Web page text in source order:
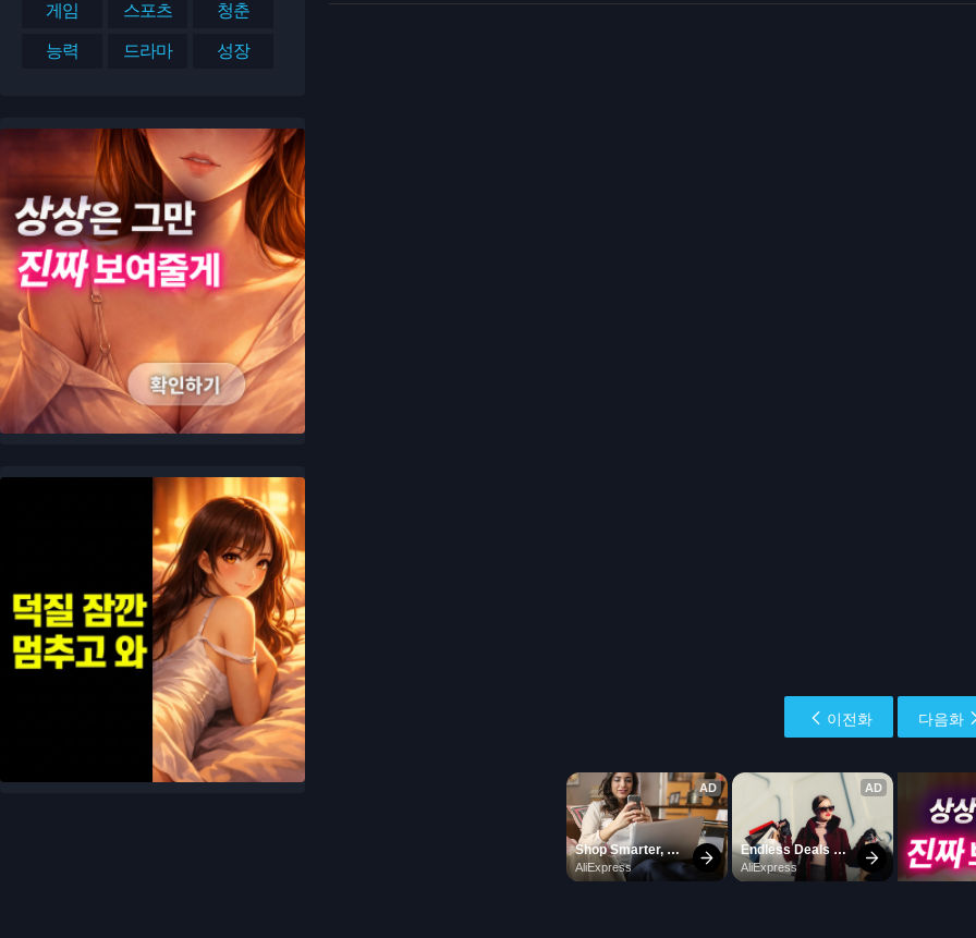
게임 스포츠 청춘
능력 드라마 성장
이전화 다음화